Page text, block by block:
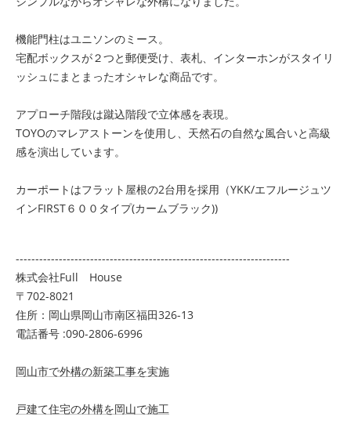
機能門柱はユニソンのミース。
宅配ボックスが２つと郵便受け、表札、インターホンがスタイリ
ッシュにまとまったオシャレな商品です。
アプローチ階段は蹴込階段で立体感を表現。
TOYOのマレアストーンを使用し、天然石の自然な風合いと高級
感を演出しています。
カーポートはフラット屋根の2台用を採用（YKK/エフルージュツ
インFIRST６００タイプ(カームブラック))
----------------------------------------------------------------------
株式会社Full House
〒702-8021
住所：岡山県岡山市南区福田326-13
電話番号 :090-2806-6996
岡山市で外構の新築工事を実施
戸建て住宅の外構を岡山で施工